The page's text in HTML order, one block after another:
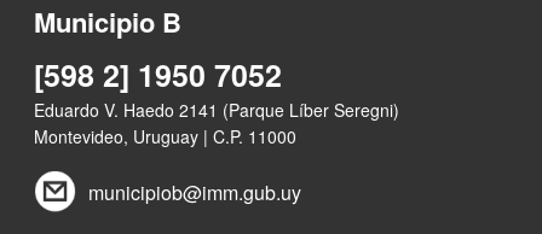
Municipio B
[598 2] 1950 7052
Eduardo V. Haedo 2141 (Parque Líber Seregni)
Montevideo, Uruguay | C.P. 11000
municipiob@imm.gub.uy